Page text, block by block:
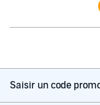
Saisir un code